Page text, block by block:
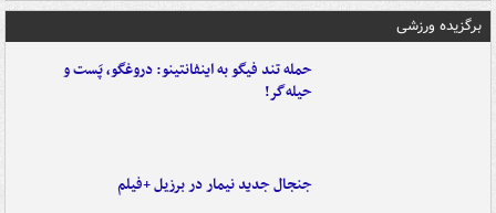
برگزیده ورزشی
حمله تند فیگو به اینفانتینو: دروغگو، پَست‌ و
حیله‌گر!
جنجال جدید نیمار در برزیل +فیلم